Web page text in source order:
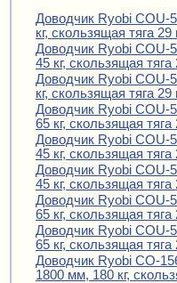
Доводчик Ryobi COU-
кг, скользящая тяга
Доводчик Ryobi COU-
45 кг, скользящая
Доводчик Ryobi COU-
кг, скользящая тяга
Доводчик Ryobi COU-
65 кг, скользящая
Доводчик Ryobi COU-
45 кг, скользящая
Доводчик Ryobi COU-
45 кг, скользящая
Доводчик Ryobi COU-
65 кг, скользящая
Доводчик Ryobi COU-
65 кг, скользящая
Доводчик Ryobi CO-
1800 мм, 180 кг,